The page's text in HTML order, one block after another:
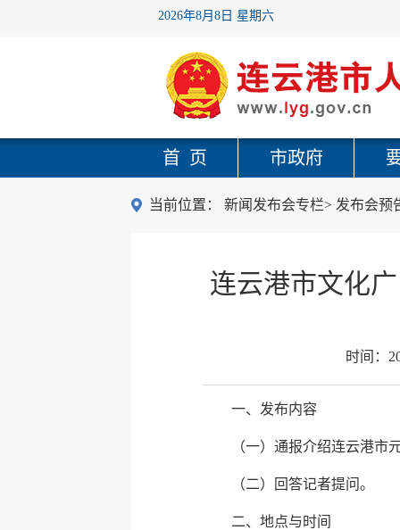
2026年8月8日 星期六
首 页 市政府
当前位置： 新闻发布会专栏> 发布会预
连云港市文化
时间：
一、发布内容
（一）通报介绍连云港市
（二）回答记者提问。
二、地点与时间